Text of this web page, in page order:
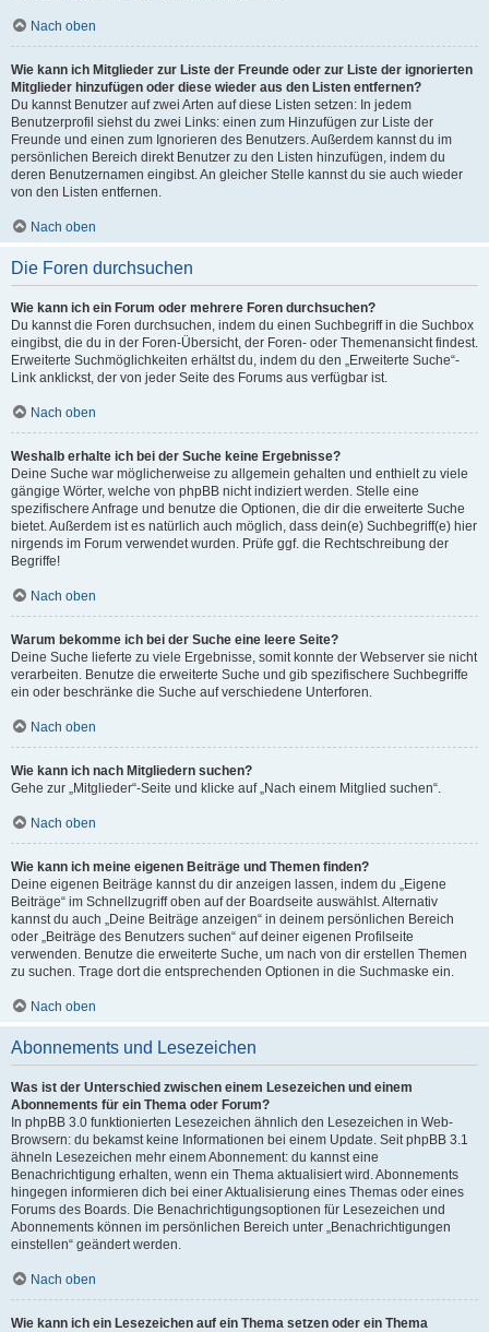
Nach oben
Wie kann ich Mitglieder zur Liste der Freunde oder zur Liste der ignorierten
Mitglieder hinzufügen oder diese wieder aus den Listen entfernen?
Du kannst Benutzer auf zwei Arten auf diese Listen setzen: In jedem
Benutzerprofil siehst du zwei Links: einen zum Hinzufügen zur Liste der
Freunde und einen zum Ignorieren des Benutzers. Außerdem kannst du im
persönlichen Bereich direkt Benutzer zu den Listen hinzufügen, indem du
deren Benutzernamen eingibst. An gleicher Stelle kannst du sie auch wieder
von den Listen entfernen.
Nach oben
Die Foren durchsuchen
Wie kann ich ein Forum oder mehrere Foren durchsuchen?
Du kannst die Foren durchsuchen, indem du einen Suchbegriff in die Suchbox
eingibst, die du in der Foren-Übersicht, der Foren- oder Themenansicht findest.
Erweiterte Suchmöglichkeiten erhältst du, indem du den „Erweiterte Suche“-
Link anklickst, der von jeder Seite des Forums aus verfügbar ist.
Nach oben
Weshalb erhalte ich bei der Suche keine Ergebnisse?
Deine Suche war möglicherweise zu allgemein gehalten und enthielt zu viele
gängige Wörter, welche von phpBB nicht indiziert werden. Stelle eine
spezifischere Anfrage und benutze die Optionen, die dir die erweiterte Suche
bietet. Außerdem ist es natürlich auch möglich, dass dein(e) Suchbegriff(e) hier
nirgends im Forum verwendet wurden. Prüfe ggf. die Rechtschreibung der
Begriffe!
Nach oben
Warum bekomme ich bei der Suche eine leere Seite?
Deine Suche lieferte zu viele Ergebnisse, somit konnte der Webserver sie nicht
verarbeiten. Benutze die erweiterte Suche und gib spezifischere Suchbegriffe
ein oder beschränke die Suche auf verschiedene Unterforen.
Nach oben
Wie kann ich nach Mitgliedern suchen?
Gehe zur „Mitglieder“-Seite und klicke auf „Nach einem Mitglied suchen“.
Nach oben
Wie kann ich meine eigenen Beiträge und Themen finden?
Deine eigenen Beiträge kannst du dir anzeigen lassen, indem du „Eigene
Beiträge“ im Schnellzugriff oben auf der Boardseite auswählst. Alternativ
kannst du auch „Deine Beiträge anzeigen“ in deinem persönlichen Bereich
oder „Beiträge des Benutzers suchen“ auf deiner eigenen Profilseite
verwenden. Benutze die erweiterte Suche, um nach von dir erstellen Themen
zu suchen. Trage dort die entsprechenden Optionen in die Suchmaske ein.
Nach oben
Abonnements und Lesezeichen
Was ist der Unterschied zwischen einem Lesezeichen und einem
Abonnements für ein Thema oder Forum?
In phpBB 3.0 funktionierten Lesezeichen ähnlich den Lesezeichen in Web-
Browsern: du bekamst keine Informationen bei einem Update. Seit phpBB 3.1
ähneln Lesezeichen mehr einem Abonnement: du kannst eine
Benachrichtigung erhalten, wenn ein Thema aktualisiert wird. Abonnements
hingegen informieren dich bei einer Aktualisierung eines Themas oder eines
Forums des Boards. Die Benachrichtigungsoptionen für Lesezeichen und
Abonnements können im persönlichen Bereich unter „Benachrichtigungen
einstellen“ geändert werden.
Nach oben
Wie kann ich ein Lesezeichen auf ein Thema setzen oder ein Thema